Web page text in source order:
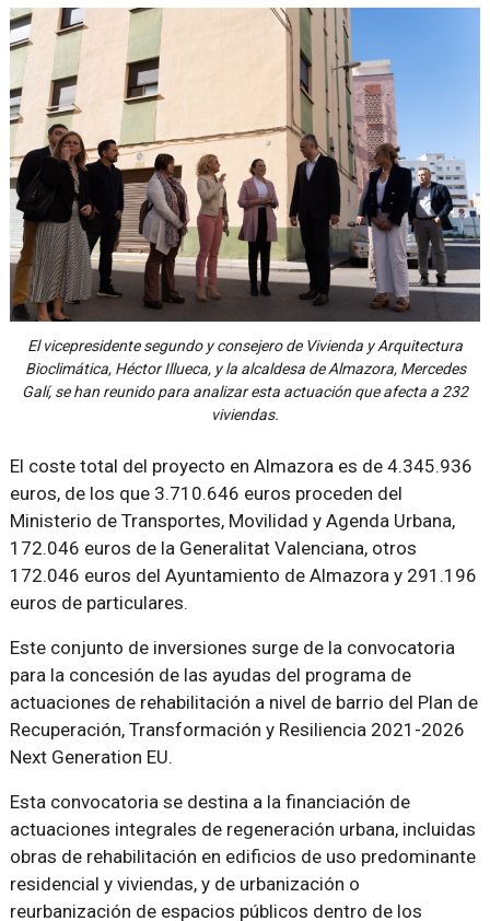
El vicepresidente segundo y consejero de Vivienda y Arquitectura
Bioclimática, Héctor Illueca, y la alcaldesa de Almazora, Mercedes
Galí, se han reunido para analizar esta actuación que afecta a 232
viviendas.
El coste total del proyecto en Almazora es de 4.345.936
euros, de los que 3.710.646 euros proceden del
Ministerio de Transportes, Movilidad y Agenda Urbana,
172.046 euros de la Generalitat Valenciana, otros
172.046 euros del Ayuntamiento de Almazora y 291.196
euros de particulares.
Este conjunto de inversiones surge de la convocatoria
para la concesión de las ayudas del programa de
actuaciones de rehabilitación a nivel de barrio del Plan de
Recuperación, Transformación y Resiliencia 2021-2026
Next Generation EU.
Esta convocatoria se destina a la financiación de
actuaciones integrales de regeneración urbana, incluidas
obras de rehabilitación en edificios de uso predominante
residencial y viviendas, y de urbanización o
reurbanización de espacios públicos dentro de los